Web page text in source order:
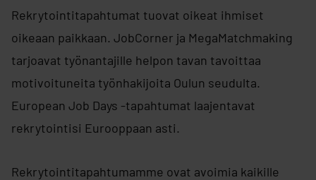
Rekrytointitapahtumat tuovat oikeat ihmiset
oikeaan paikkaan. JobCorner ja MegaMatchmaking
tarjoavat työnantajille helpon tavan tavoittaa
motivoituneita työnhakijoita Oulun seudulta.
European Job Days -tapahtumat laajentavat
rekrytointisi Eurooppaan asti.
Rekrytointitapahtumamme ovat avoimia kaikille